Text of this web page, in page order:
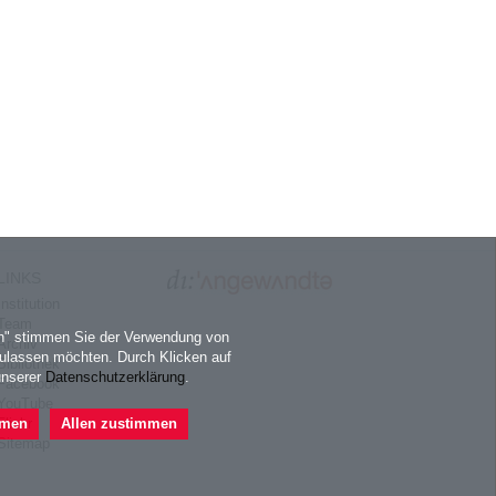
stimmen Sie der Verwendung von
möchten. Durch Klicken auf
Datenschutzerklärung.
Allen zustimmen